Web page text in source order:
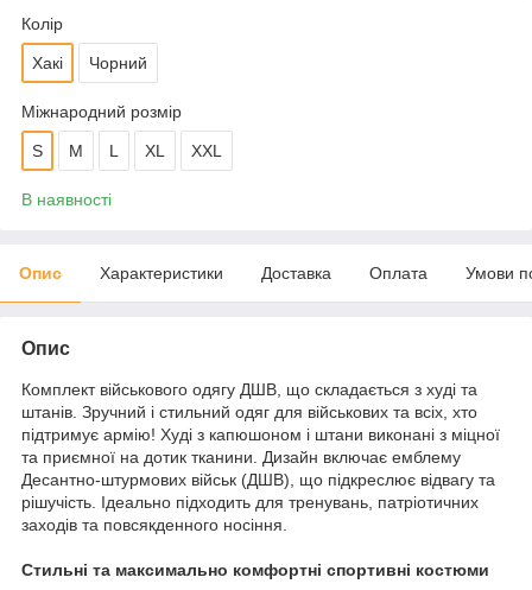
Колір
Хакі Чорний
Міжнародний розмір
S M L XL XXL
В наявності
Опис Характеристики Доставка Оплата Умови
Опис
Комплект військового одягу ДШВ, що складається з худі та
штанів. Зручний і стильний одяг для військових та всіх, хто
підтримує армію! Худі з капюшоном і штани виконані з міцної
та приємної на дотик тканини. Дизайн включає емблему
Десантно-штурмових військ (ДШВ), що підкреслює відвагу та
рішучість. Ідеально підходить для тренувань, патріотичних
заходів та повсякденного носіння.
Стильні та максимально комфортні спортивні костюми